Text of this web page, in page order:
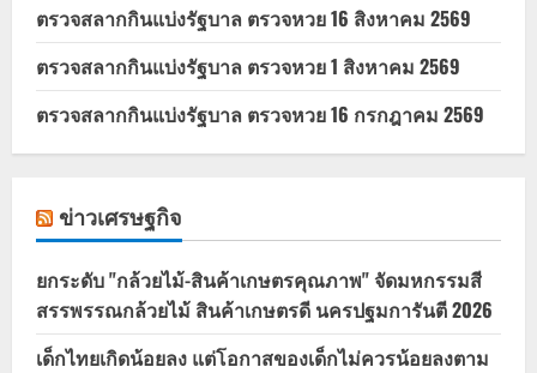
ตรวจสลากกินแบ่งรัฐบาล ตรวจหวย 16 สิงหาคม 2569
ตรวจสลากกินแบ่งรัฐบาล ตรวจหวย 1 สิงหาคม 2569
ตรวจสลากกินแบ่งรัฐบาล ตรวจหวย 16 กรกฎาคม 2569
ข่าวเศรษฐกิจ
ยกระดับ "กล้วยไม้-สินค้าเกษตรคุณภาพ" จัดมหกรรมสี
สรรพรรณกล้วยไม้ สินค้าเกษตรดี นครปฐมการันตี 2026
เด็กไทยเกิดน้อยลง แต่โอกาสของเด็กไม่ควรน้อยลงตาม